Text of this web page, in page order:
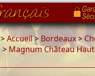
>Accueil>Bordeaux>
> Magnum Château